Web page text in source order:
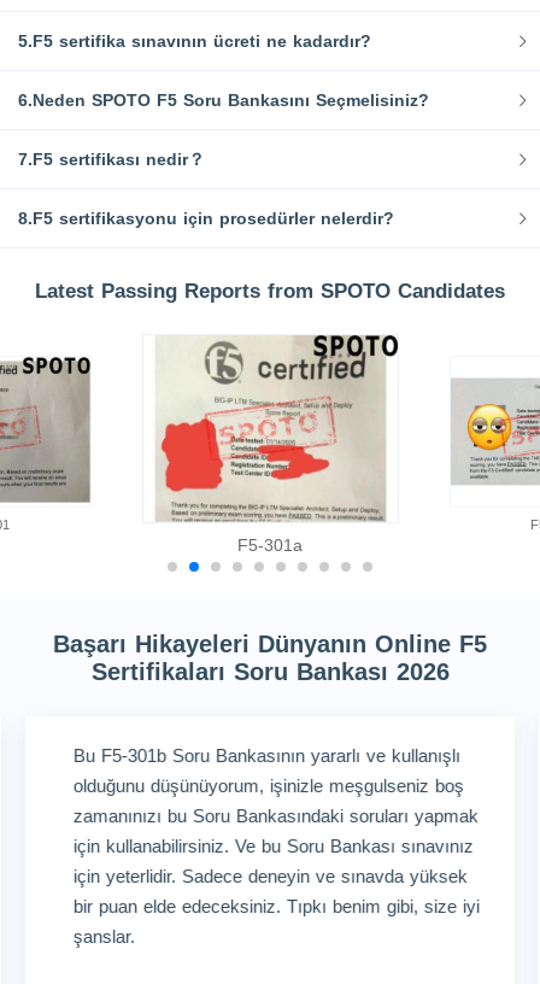
5.F5 sertifika sınavının ücreti ne kadardır?
6.Neden SPOTO F5 Soru Bankasını Seçmelisiniz?
7.F5 sertifikası nedir？
8.F5 sertifikasyonu için prosedürler nelerdir?
Latest Passing Reports from SPOTO Candidates
F5-301a
Başarı Hikayeleri Dünyanın Online F5
Sertifikaları Soru Bankası 2026
Bu F5-301b Soru Bankasının yararlı ve kullanışlı
olduğunu düşünüyorum, işinizle meşgulseniz boş
zamanınızı bu Soru Bankasındaki soruları yapmak
için kullanabilirsiniz. Ve bu Soru Bankası sınavınız
için yeterlidir. Sadece deneyin ve sınavda yüksek
bir puan elde edeceksiniz. Tıpkı benim gibi, size iyi
şanslar.